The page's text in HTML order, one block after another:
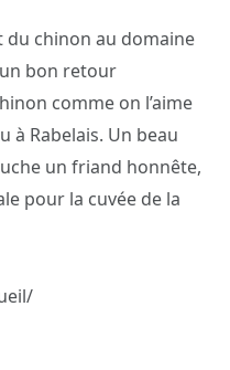
du chinon au domaine
bon retour
comme on l’aime
à Rabelais. Un beau
un friand honnête,
pour la cuvée de la